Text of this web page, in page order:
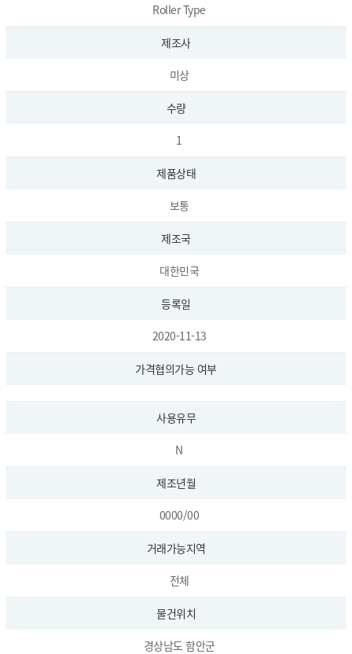
Roller Type
제조사
미상
수량
1
제품상태
보통
제조국
대한민국
등록일
2020-11-13
가격협의가능 여부
사용유무
N
제조년월
0000/00
거래가능지역
전체
물건위치
경상남도 함안군